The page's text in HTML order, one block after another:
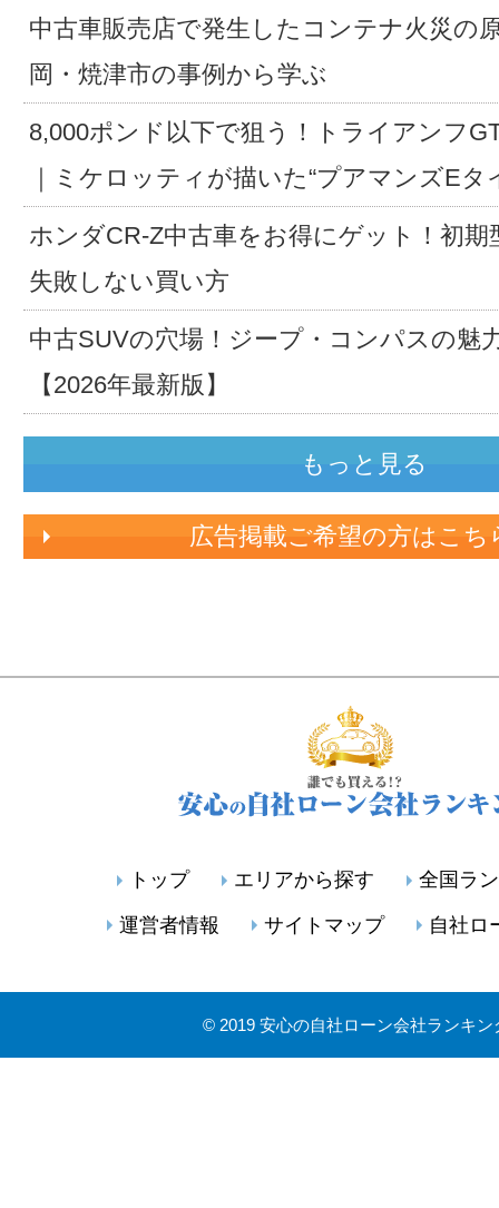
中古車販売店で発生したコンテナ火災の
岡・焼津市の事例から学ぶ
8,000ポンド以下で狙う！トライアンフ
｜ミケロッティが描いた“プアマンズEタ
ホンダCR-Z中古車をお得にゲット！初期
失敗しない買い方
中古SUVの穴場！ジープ・コンパスの魅
【2026年最新版】
もっと見る
広告掲載ご希望の方はこち
トップ エリアから探す 全国ラ
運営者情報 サイトマップ 自社ロ
© 2019 安心の自社ローン会社ランキン